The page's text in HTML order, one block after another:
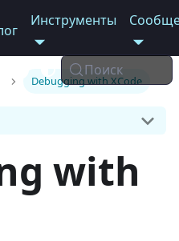
Инструменты
Поиск
Debugging with XCode
with